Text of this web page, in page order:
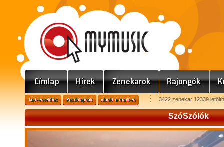
3422 zenekar 12339
SzóSzólók